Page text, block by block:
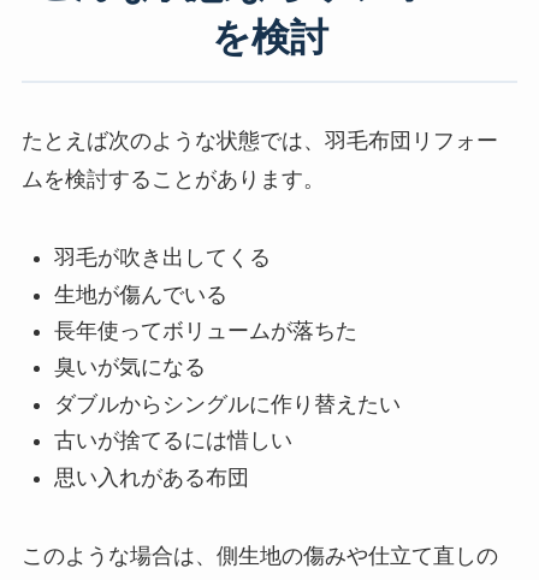
を検討
たとえば次のような状態では、羽毛布団リフォー
ムを検討することがあります。
羽毛が吹き出してくる
生地が傷んでいる
長年使ってボリュームが落ちた
臭いが気になる
ダブルからシングルに作り替えたい
古いが捨てるには惜しい
思い入れがある布団
このような場合は、側生地の傷みや仕立て直しの